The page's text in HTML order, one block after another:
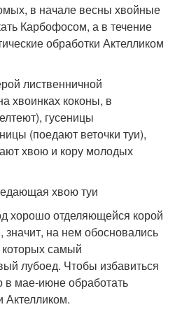
в начале весны хвойные
Карбофосом, а в течение
обработки Актелликом
лиственничной
хвоинках коконы, в
гусеницы
(поедают веточки туи),
хвою и кору молодых
хвою туи
хорошо отделяющейся корой
на нем обосновались
самый
лубоед. Чтобы избавиться
в мае-июне обработать